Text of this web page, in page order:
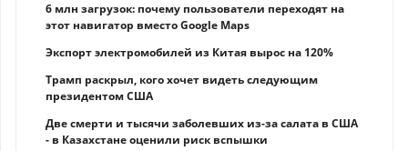
6 млн загрузок: почему пользователи переходят на
этот навигатор вместо Google Maps
Экспорт электромобилей из Китая вырос на 120%
Трамп раскрыл, кого хочет видеть следующим
президентом США
Две смерти и тысячи заболевших из-за салата в США
- в Казахстане оценили риск вспышки